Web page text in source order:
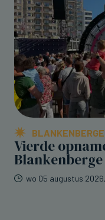
BLANKENBERGE
Vierde
Blankenberge
wo 05 augustus